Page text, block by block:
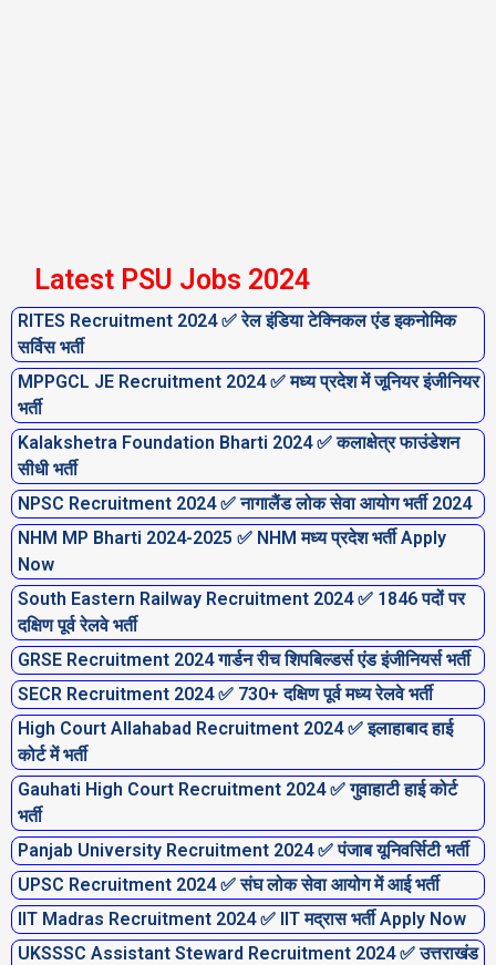
Latest PSU Jobs 2024
RITES Recruitment 2024 ✅ रेल इंडिया टेक्निकल एंड इकनोमिक
सर्विस भर्ती
MPPGCL JE Recruitment 2024 ✅ मध्य प्रदेश में जूनियर इंजीनियर
भर्ती
Kalakshetra Foundation Bharti 2024 ✅ कलाक्षेत्र फाउंडेशन
सीधी भर्ती
NPSC Recruitment 2024 ✅ नागालैंड लोक सेवा आयोग भर्ती 2024
NHM MP Bharti 2024-2025 ✅ NHM मध्य प्रदेश भर्ती Apply
Now
South Eastern Railway Recruitment 2024 ✅ 1846 पदों पर
दक्षिण पूर्व रेलवे भर्ती
GRSE Recruitment 2024 गार्डन रीच शिपबिल्डर्स एंड इंजीनियर्स भर्ती
SECR Recruitment 2024 ✅ 730+ दक्षिण पूर्व मध्य रेलवे भर्ती
High Court Allahabad Recruitment 2024 ✅ इलाहाबाद हाई
कोर्ट में भर्ती
Gauhati High Court Recruitment 2024 ✅ गुवाहाटी हाई कोर्ट
भर्ती
Panjab University Recruitment 2024 ✅ पंजाब यूनिवर्सिटी भर्ती
UPSC Recruitment 2024 ✅ संघ लोक सेवा आयोग में आई भर्ती
IIT Madras Recruitment 2024 ✅ IIT मद्रास भर्ती Apply Now
UKSSSC Assistant Steward Recruitment 2024 ✅ उत्तराखंड
P
a
e
P
a
e
P
a
e
P
a
e
P
a
g
e
P
a
e
P
a
e